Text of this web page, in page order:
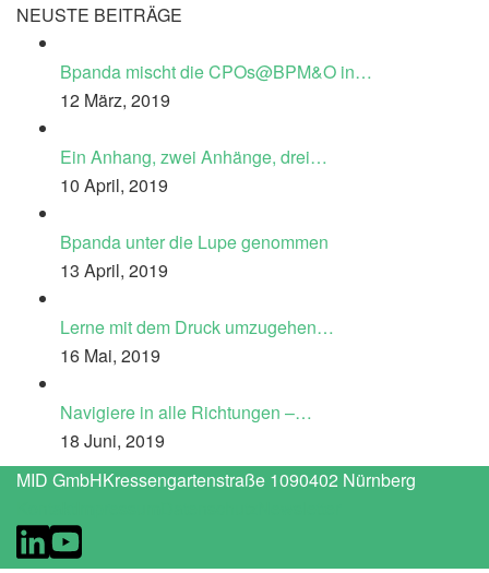
NEUSTE BEITRÄGE
Bpanda mischt die CPOs@BPM&O in…
12 März, 2019
Ein Anhang, zwei Anhänge, drei…
10 April, 2019
Bpanda unter die Lupe genommen
13 April, 2019
Lerne mit dem Druck umzugehen…
16 Mai, 2019
Navigiere in alle Richtungen –…
18 Juni, 2019
MID GmbHKressengartenstraße 1090402 Nürnberg